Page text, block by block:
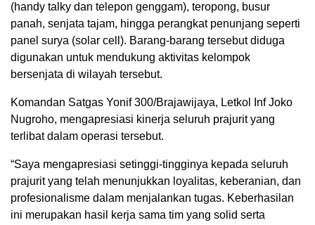
(handy talky dan telepon genggam), teropong, busur
panah, senjata tajam, hingga perangkat penunjang seperti
panel surya (solar cell). Barang-barang tersebut diduga
digunakan untuk mendukung aktivitas kelompok
bersenjata di wilayah tersebut.
Komandan Satgas Yonif 300/Brajawijaya, Letkol Inf Joko
Nugroho, mengapresiasi kinerja seluruh prajurit yang
terlibat dalam operasi tersebut.
“Saya mengapresiasi setinggi-tingginya kepada seluruh
prajurit yang telah menunjukkan loyalitas, keberanian, dan
profesionalisme dalam menjalankan tugas. Keberhasilan
ini merupakan hasil kerja sama tim yang solid serta